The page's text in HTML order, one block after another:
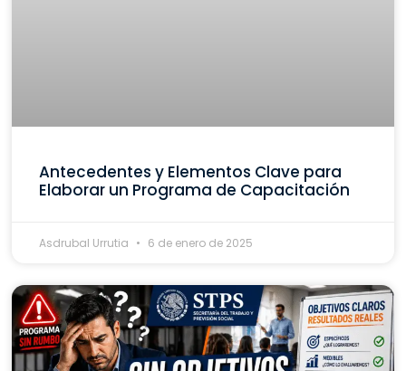
Antecedentes y Elementos Clave para
Elaborar un Programa de Capacitación
Asdrubal Urrutia 6 de enero de 2025